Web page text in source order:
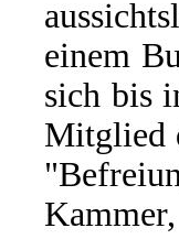
einem
sich bis
Mitglied